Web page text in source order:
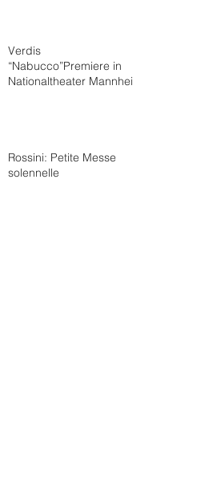
Verdis
“Nabucco”Premiere in
Nationaltheater Mannheim
Rossini: Petite Messe
solennelle